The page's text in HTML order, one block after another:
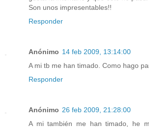
Son unos impresentables!!
Responder
Anónimo 14 feb 2009, 13:14:00
A mi tb me han timado. Como hago
Responder
Anónimo 26 feb 2009, 21:28:00
A mi también me han timado, he